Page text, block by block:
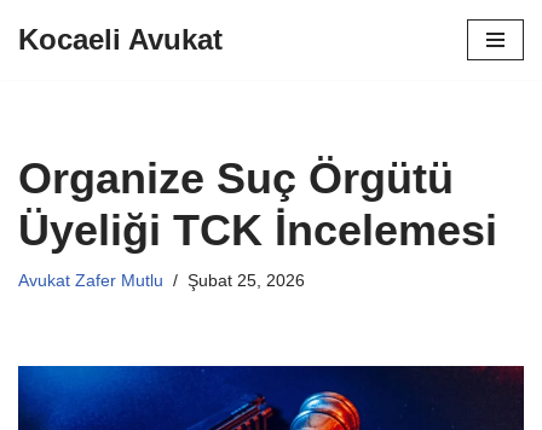
Kocaeli Avukat
Organize Suç Örgütü
Üyeliği TCK İncelemesi
Avukat Zafer Mutlu Şubat 25, 2026